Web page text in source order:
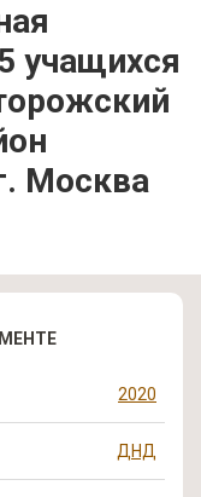
учащихся
Москва
2020
ДНД